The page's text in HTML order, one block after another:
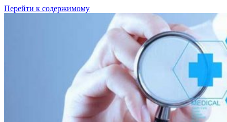
Перейти к содержимому